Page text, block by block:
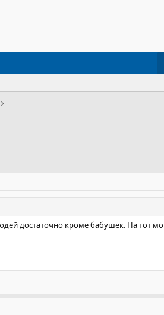
достаточно кроме бабушек. На тот